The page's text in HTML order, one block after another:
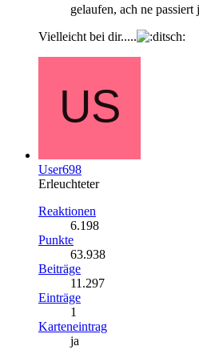
gelaufen, ach ne passiert
Vielleicht bei dir.....
User698
Erleuchteter
Reaktionen
6.198
Punkte
63.938
Beiträge
11.297
Einträge
1
Karteneintrag
ja